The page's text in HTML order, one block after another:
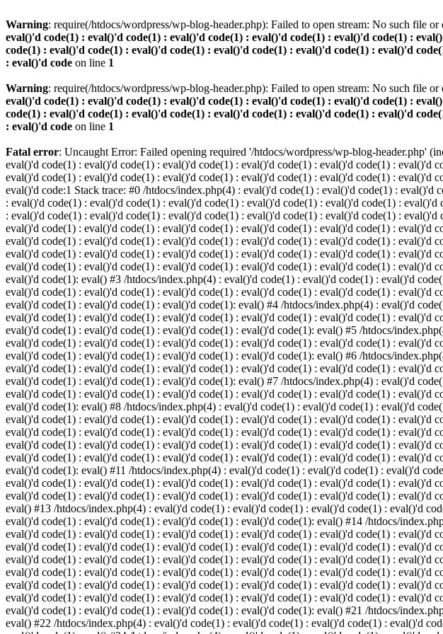
Warning: require(/htdocs/wordpress/wp-blog-header.php): Failed to open stream: No such file or
eval()'d code(1) : eval()'d code(1) : eval()'d code(1) : eval()'d code(1) : eval()'d code(1) :
code(1) : eval()'d code(1) : eval()'d code(1) : eval()'d code(1) : eval()'d code(1) : eval()'d
: eval()'d code on line 1
Warning: require(/htdocs/wordpress/wp-blog-header.php): Failed to open stream: No such file or
eval()'d code(1) : eval()'d code(1) : eval()'d code(1) : eval()'d code(1) : eval()'d code(1) :
code(1) : eval()'d code(1) : eval()'d code(1) : eval()'d code(1) : eval()'d code(1) : eval()'d
: eval()'d code on line 1
Fatal error: Uncaught Error: Failed opening required '/htdocs/wordpress/wp-blog-header.php'
eval()'d code(1) : eval()'d code(1) : eval()'d code(1) : eval()'d code(1) : eval()'d code(1) :
eval()'d code(1) : eval()'d code(1) : eval()'d code(1) : eval()'d code(1) : eval()'d code(1) :
eval()'d code:1 Stack trace: #0 /htdocs/index.php(4) : eval()'d code(1) : eval()'d code(1) :
: eval()'d code(1) : eval()'d code(1) : eval()'d code(1) : eval()'d code(1) : eval()'d code(1) :
: eval()'d code(1) : eval()'d code(1) : eval()'d code(1) : eval()'d code(1) : eval()'d code(1) :
eval()'d code(1) : eval()'d code(1) : eval()'d code(1) : eval()'d code(1) : eval()'d code(1) :
eval()'d code(1) : eval()'d code(1) : eval()'d code(1) : eval()'d code(1) : eval()'d code(1) :
eval()'d code(1) : eval()'d code(1) : eval()'d code(1) : eval()'d code(1) : eval()'d code(1) :
eval()'d code(1) : eval()'d code(1) : eval()'d code(1) : eval()'d code(1) : eval()'d code(1) :
eval()'d code(1): eval() #3 /htdocs/index.php(4) : eval()'d code(1) : eval()'d code(1) : eval()'d
eval()'d code(1) : eval()'d code(1) : eval()'d code(1) : eval()'d code(1) : eval()'d code(1) :
eval()'d code(1) : eval()'d code(1) : eval()'d code(1): eval() #4 /htdocs/index.php(4) : eval()'d
eval()'d code(1) : eval()'d code(1) : eval()'d code(1) : eval()'d code(1) : eval()'d code(1) :
eval()'d code(1) : eval()'d code(1) : eval()'d code(1) : eval()'d code(1): eval() #5 /htdocs/
eval()'d code(1) : eval()'d code(1) : eval()'d code(1) : eval()'d code(1) : eval()'d code(1) :
eval()'d code(1) : eval()'d code(1) : eval()'d code(1) : eval()'d code(1): eval() #6 /htdocs/
eval()'d code(1) : eval()'d code(1) : eval()'d code(1) : eval()'d code(1) : eval()'d code(1) :
eval()'d code(1) : eval()'d code(1) : eval()'d code(1): eval() #7 /htdocs/index.php(4) : eval()'d
eval()'d code(1) : eval()'d code(1) : eval()'d code(1) : eval()'d code(1) : eval()'d code(1) :
eval()'d code(1): eval() #8 /htdocs/index.php(4) : eval()'d code(1) : eval()'d code(1) : eval()'d
eval()'d code(1) : eval()'d code(1) : eval()'d code(1) : eval()'d code(1) : eval()'d code(1) :
eval()'d code(1) : eval()'d code(1) : eval()'d code(1) : eval()'d code(1) : eval()'d code(1) :
eval()'d code(1) : eval()'d code(1) : eval()'d code(1) : eval()'d code(1) : eval()'d code(1) :
eval()'d code(1) : eval()'d code(1) : eval()'d code(1) : eval()'d code(1) : eval()'d code(1) :
eval()'d code(1): eval() #11 /htdocs/index.php(4) : eval()'d code(1) : eval()'d code(1) : eval()'d
eval()'d code(1) : eval()'d code(1) : eval()'d code(1) : eval()'d code(1) : eval()'d code(1) :
eval()'d code(1) : eval()'d code(1) : eval()'d code(1) : eval()'d code(1) : eval()'d code(1) :
eval() #13 /htdocs/index.php(4) : eval()'d code(1) : eval()'d code(1) : eval()'d code(1) : eval()'d
eval()'d code(1) : eval()'d code(1) : eval()'d code(1) : eval()'d code(1): eval() #14 /htdocs/
eval()'d code(1) : eval()'d code(1) : eval()'d code(1) : eval()'d code(1) : eval()'d code(1) :
eval()'d code(1) : eval()'d code(1) : eval()'d code(1) : eval()'d code(1) : eval()'d code(1) :
eval()'d code(1) : eval()'d code(1) : eval()'d code(1) : eval()'d code(1) : eval()'d code(1) :
eval()'d code(1) : eval()'d code(1) : eval()'d code(1) : eval()'d code(1) : eval()'d code(1) :
eval()'d code(1) : eval()'d code(1) : eval()'d code(1) : eval()'d code(1) : eval()'d code(1) :
eval()'d code(1) : eval()'d code(1) : eval()'d code(1) : eval()'d code(1) : eval()'d code(1) :
eval()'d code(1) : eval()'d code(1) : eval()'d code(1) : eval()'d code(1): eval() #21 /htdocs/
eval() #22 /htdocs/index.php(4) : eval()'d code(1) : eval()'d code(1) : eval()'d code(1) : eval()'d